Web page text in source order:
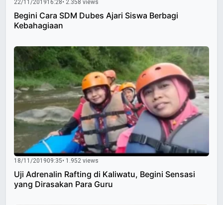
22/11/201916:28• 2.358 views
Begini Cara SDM Dubes Ajari Siswa Berbagi
Kebahagiaan
18/11/201909:35• 1.952 views
Uji Adrenalin Rafting di Kaliwatu, Begini Sensasi
yang Dirasakan Para Guru